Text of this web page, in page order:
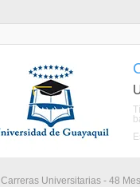
Carreras Universitarias - 48